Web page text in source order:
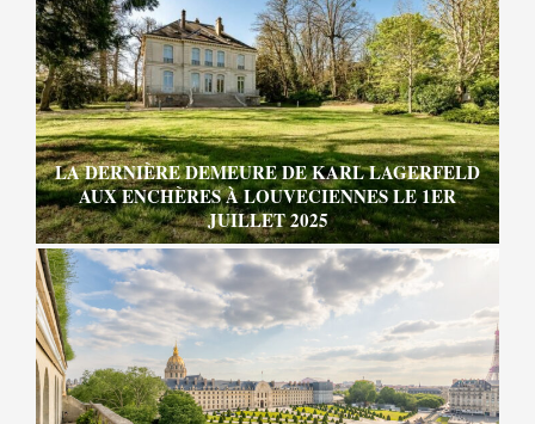
LA DERNIÈRE DEMEURE DE KARL LAGERFELD
AUX ENCHÈRES À LOUVECIENNES LE 1ER
JUILLET 2025